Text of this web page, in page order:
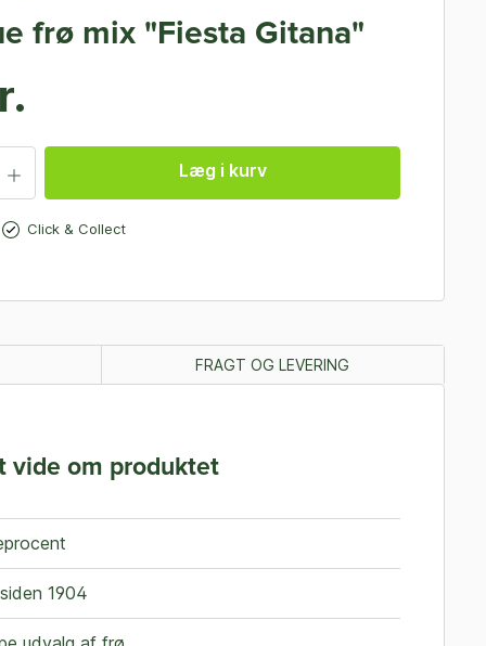
frø mix "Fiesta Gitana"
Læg i kurv
Click & Collect
FRAGT OG LEVERING
vide om produktet
1904